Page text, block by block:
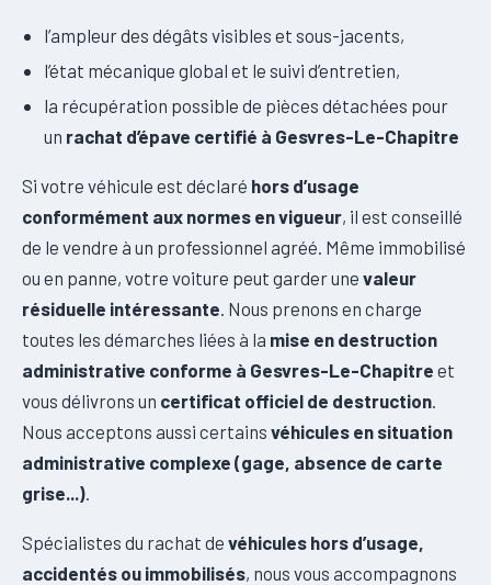
l’ampleur des dégâts visibles et sous-jacents,
l’état mécanique global et le suivi d’entretien,
la récupération possible de pièces détachées pour
un rachat d’épave certifié à Gesvres-Le-Chapitre
Si votre véhicule est déclaré hors d’usage
conformément aux normes en vigueur, il est conseillé
de le vendre à un professionnel agréé. Même immobilisé
ou en panne, votre voiture peut garder une valeur
résiduelle intéressante . Nous prenons en charge
toutes les démarches liées à la mise en destruction
administrative conforme à Gesvres-Le-Chapitre et
vous délivrons un certificat officiel de destruction
Nous acceptons aussi certains véhicules en situation
administrative complexe (gage, absence de carte
grise...)
Spécialistes du rachat de véhicules hors d’usage,
accidentés ou immobilisés, nous vous accompagnons